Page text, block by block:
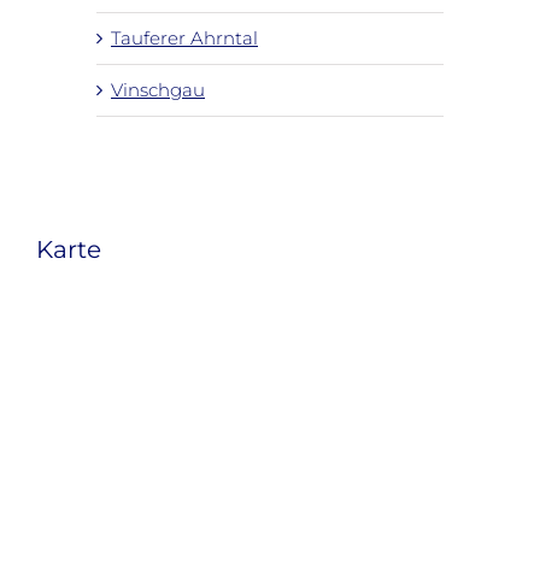
Tauferer Ahrntal
Vinschgau
Karte